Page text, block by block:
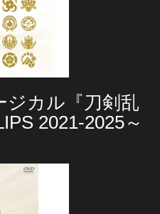
ジカル『刀剣乱
2021-2025～